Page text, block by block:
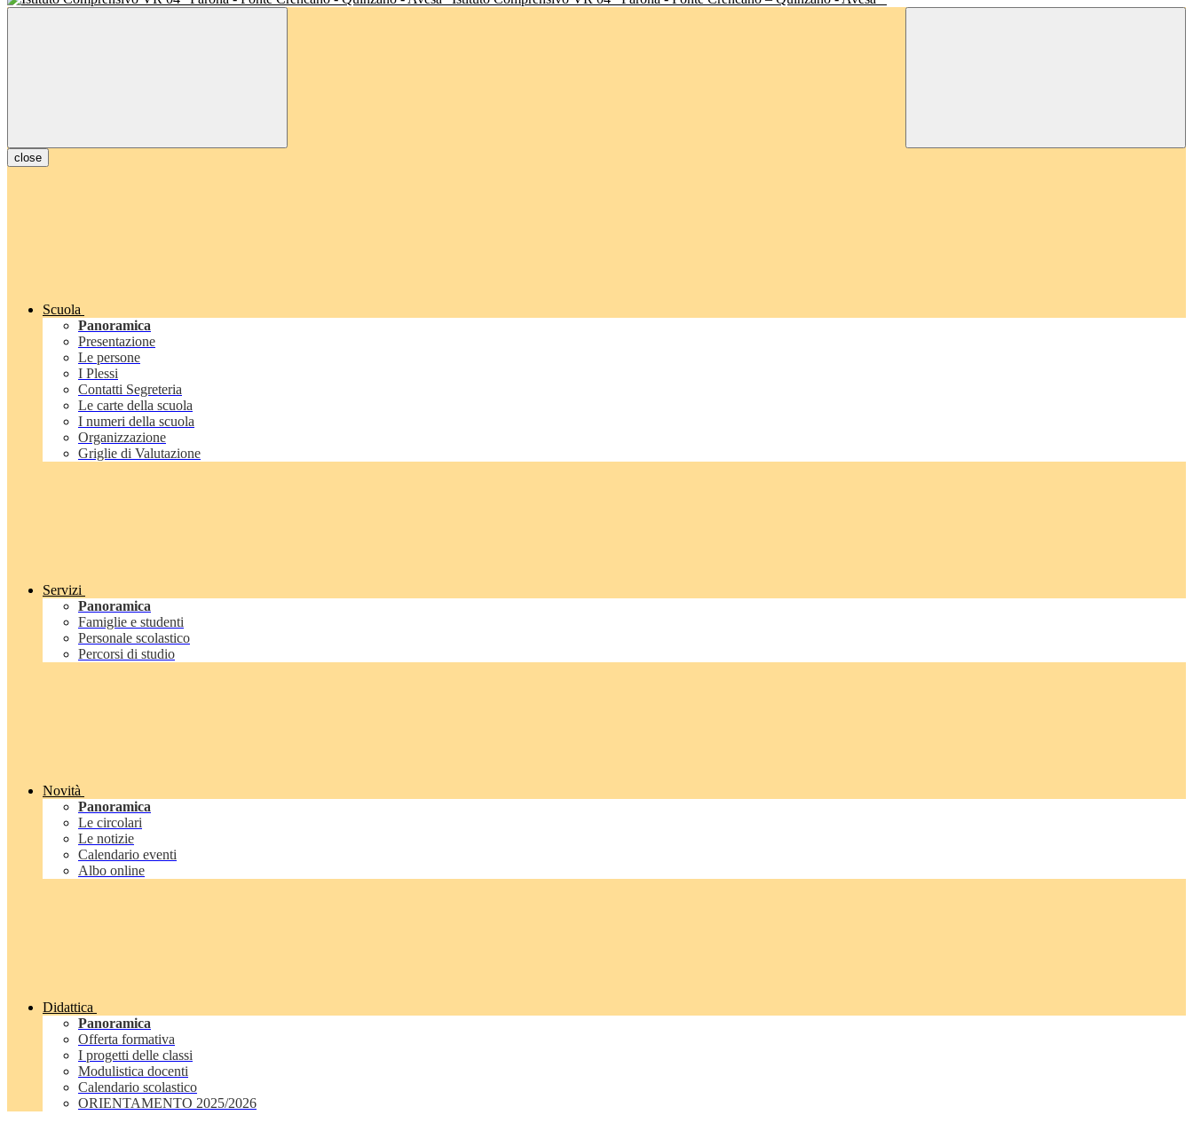
close
Scuola
Panoramica
Presentazione
Le persone
I Plessi
Contatti Segreteria
Le carte della scuola
I numeri della scuola
Organizzazione
Griglie di Valutazione
Servizi
Panoramica
Famiglie e studenti
Personale scolastico
Percorsi di studio
Novità
Panoramica
Le circolari
Le notizie
Calendario eventi
Albo online
Didattica
Panoramica
Offerta formativa
I progetti delle classi
Modulistica docenti
Calendario scolastico
ORIENTAMENTO 2025/2026